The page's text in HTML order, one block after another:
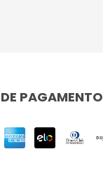
PAGAMENTO